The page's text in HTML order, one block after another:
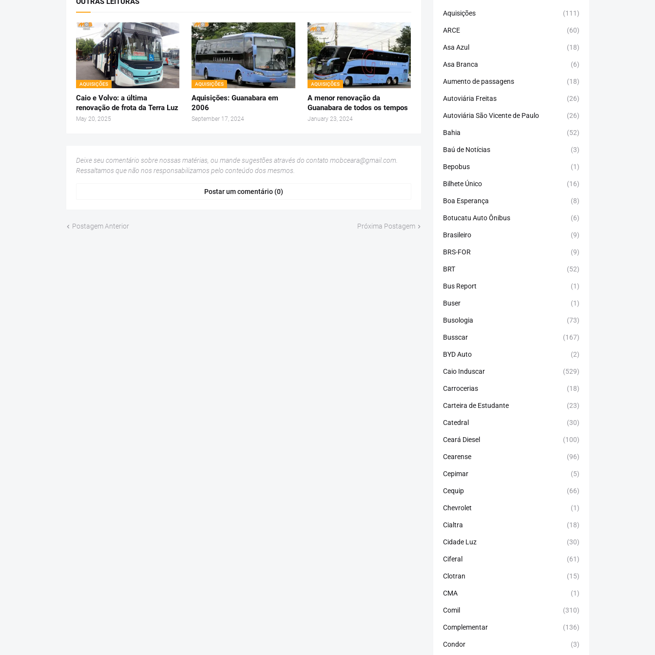
AQUISIÇÕES
Caio e Volvo: a última
renovação de frota da Terra Luz
May 20, 2025
AQUISIÇÕES
Aquisições: Guanabara em
2006
September 17, 2024
AQUISIÇÕES
A menor renovação da
Guanabara de todos os tempos
January 23, 2024
Deixe seu comentário sobre nossas matérias, ou mande sugestões através do contato mobceara@gmail.com.
Ressaltamos que não nos responsabilizamos pelo conteúdo dos mesmos.
Postar um comentário (0)
Postagem Anterior Próxima Postagem
Aquisições (111)
ARCE (60)
Asa Azul (18)
Asa Branca (6)
Aumento de passagens (18)
Autoviária Freitas (26)
Autoviária São Vicente de Paulo (26)
Bahia (52)
Baú de Notícias (3)
Bepobus (1)
Bilhete Único (16)
Boa Esperança (8)
Botucatu Auto Ônibus (6)
Brasileiro (9)
BRS-FOR (9)
BRT (52)
Bus Report (1)
Buser (1)
Busologia (73)
Busscar (167)
BYD Auto (2)
Caio Induscar (529)
Carrocerias (18)
Carteira de Estudante (23)
Catedral (30)
Ceará Diesel (100)
Cearense (96)
Cepimar (5)
Cequip (66)
Chevrolet (1)
Cialtra (18)
Cidade Luz (30)
Ciferal (61)
Clotran (15)
CMA (1)
Comil (310)
Complementar (136)
Condor (3)